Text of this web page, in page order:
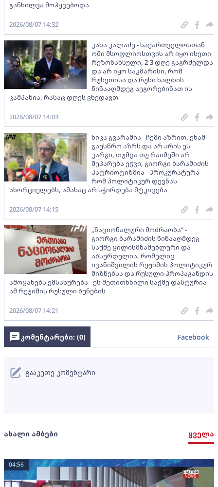
განხილვა მოჰყვებოდა
2026/08/07 14:32
კახა კალაძე - საქართველოსთან
ომი მსოფლიოსთვის არ იყო ისეთი
რეზონანსული, 2-3 დღე გაგრძელდა
და არ იყო საკმარისი, რომ
რუსეთისა და რუსი ხალხის
წინააღმდეგ აეგორებინათ ის
კამპანია, რასაც დღეს ვხედავთ
2026/08/07 14:03
ნიკა გვარამია - ჩემი აზრით, ენამ
გაუსწრო აზრს და არ არის ეს
კარგი, თუმცა თუ რაიმეში არ
მეპარება ეჭვი, გიორგი ბარამიძის
პატრიოტიზმია - პროკურატურა
რომ პოლიტიკურ დევნას
ახორციელებს, ამასაც არ სჭირდება მტკიცება
2026/08/07 14:15
„ნაციონალური მოძრაობა” -
გიორგი ბარამიძის წინააღმდეგ
საქმე ცილისმწამებლური და
აბსურდულია, რომელიც
ივანიშვილის რეჟიმის პოლიტიკურ
მიზნებსა და რუსული პროპაგანდის
ამოცანებს ემსახურება - ეს შეთითხნილი საქმე დასტურია
ამ რეჟიმის რუსული ბუნების
2026/08/07 14:21
ახალი ამბები ყველა
04:56
კომენტარები: (0) Facebook
გააკეთე კომენტარი